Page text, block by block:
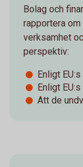
Bolag och
rapportera
verksamhet
perspektiv:
Enligt
Enligt
Att de